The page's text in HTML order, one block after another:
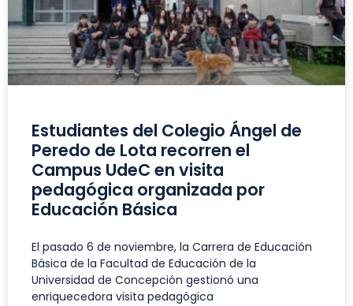
Estudiantes del Colegio Ángel de
Peredo de Lota recorren el
Campus UdeC en visita
pedagógica organizada por
Educación Básica
El pasado 6 de noviembre, la Carrera de Educación
Básica de la Facultad de Educación de la
Universidad de Concepción gestionó una
enriquecedora visita pedagógica